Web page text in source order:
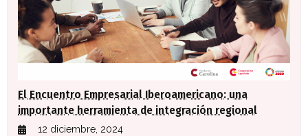
El Encuentro Empresarial Iberoamericano: una
importante herramienta de integración regional
12 diciembre, 2024